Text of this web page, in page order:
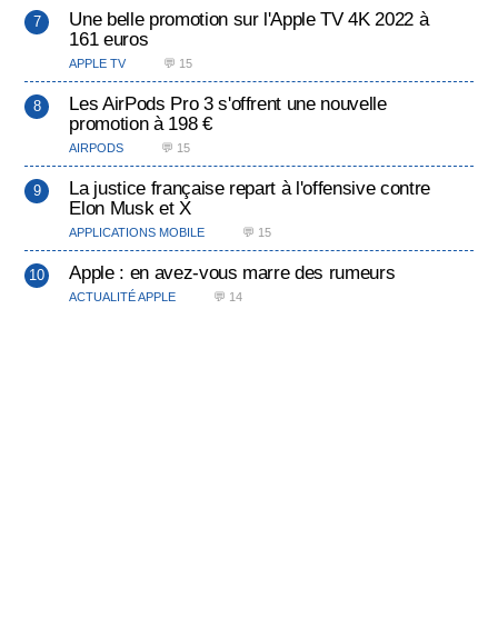
Une belle promotion sur l'Apple TV 4K 2022 à
161 euros
APPLE TV 💬 15
Les AirPods Pro 3 s'offrent une nouvelle
promotion à 198 €
AIRPODS 💬 15
La justice française repart à l'offensive contre
Elon Musk et X
APPLICATIONS MOBILE 💬 15
Apple : en avez-vous marre des rumeurs
ACTUALITÉ APPLE 💬 14